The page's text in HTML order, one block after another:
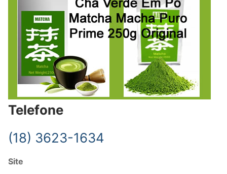
Telefone
(18) 3623-1634
Site